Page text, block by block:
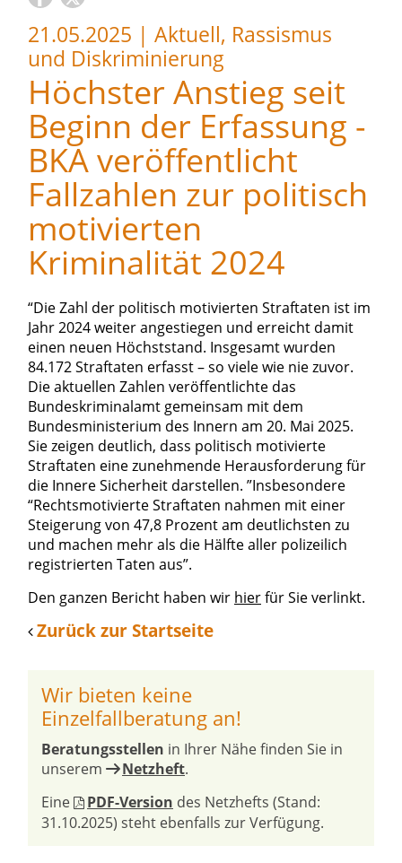
21.05.2025 | Aktuell, Rassismus
und Diskriminierung
Höchster Anstieg seit
Beginn der Erfassung -
BKA veröffentlicht
Fallzahlen zur politisch
motivierten
Kriminalität 2024
“Die Zahl der politisch motivierten Straftaten ist im
Jahr 2024 weiter angestiegen und erreicht damit
einen neuen Höchststand. Insgesamt wurden
84.172 Straftaten erfasst – so viele wie nie zuvor.
Die aktuellen Zahlen veröffentlichte das
Bundeskriminalamt gemeinsam mit dem
Bundesministerium des Innern am 20. Mai 2025.
Sie zeigen deutlich, dass politisch motivierte
Straftaten eine zunehmende Herausforderung für
die Innere Sicherheit darstellen. ”Insbesondere
“Rechtsmotivierte Straftaten nahmen mit einer
Steigerung von 47,8 Prozent am deutlichsten zu
und machen mehr als die Hälfte aller polizeilich
registrierten Taten aus”.
Den ganzen Bericht haben wir hierfür Sie verlinkt.
Zurück zur Startseite
Wir bieten keine
Einzelfallberatung an!
Beratungsstellen in Ihrer Nähe finden Sie in
unserem
Netzheft.
Eine
PDF-Version des Netzhefts (Stand:
31.10.2025) steht ebenfalls zur Verfügung.